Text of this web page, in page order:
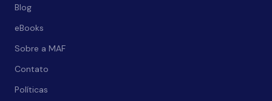
Blog
eBooks
Sobre a MAF
Contato
Políticas